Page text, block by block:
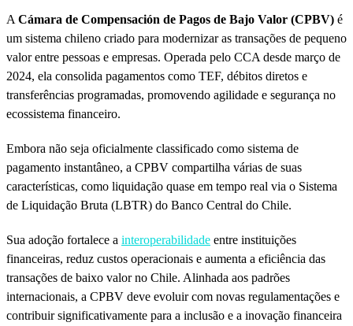
A Cámara de Compensación de Pagos de Bajo Valor (CPBV) é
um sistema chileno criado para modernizar as transações de pequeno
valor entre pessoas e empresas. Operada pelo CCA desde março de
2024, ela consolida pagamentos como TEF, débitos diretos e
transferências programadas, promovendo agilidade e segurança no
ecossistema financeiro.
Embora não seja oficialmente classificado como sistema de
pagamento instantâneo, a CPBV compartilha várias de suas
características, como liquidação quase em tempo real via o Sistema
de Liquidação Bruta (LBTR) do Banco Central do Chile.
Sua adoção fortalece a interoperabilidade entre instituições
financeiras, reduz custos operacionais e aumenta a eficiência das
transações de baixo valor no Chile. Alinhada aos padrões
internacionais, a CPBV deve evoluir com novas regulamentações e
contribuir significativamente para a inclusão e a inovação financeira